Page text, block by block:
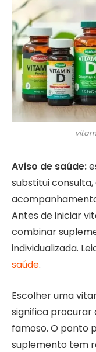
Aviso de saúde:
substitui
Antes de iniciar
combinar
individualizada.
saúde.
Escolher uma
significa procurar
famoso. O ponto
suplemento tem